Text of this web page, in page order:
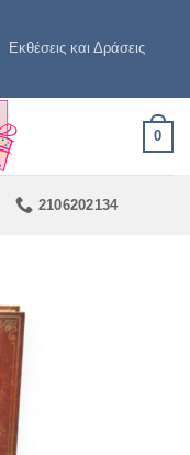
Εκθέσεις και Δράσεις
0
2106202134